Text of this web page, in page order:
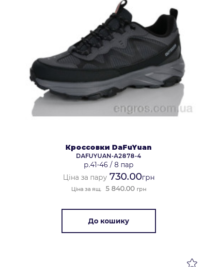
Кроссовки DaFuYuan
DAFUYUAN-A2878-4
р.41-46 / 8 пар
Ціна за пару730.00грн
Ціна за ящ. 5 840.00 грн
До кошику